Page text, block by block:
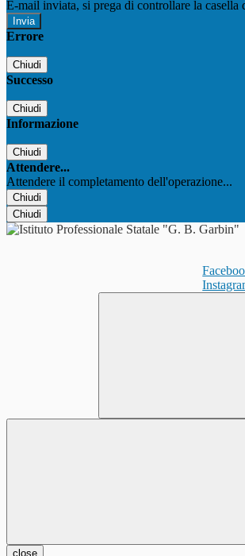
E-mail inviata, si prega di controllare la casella
Errore
Chiudi
Successo
Chiudi
Informazione
Chiudi
Attendere...
Attendere il completamento dell'operazione...
Chiudi
Chiudi
close